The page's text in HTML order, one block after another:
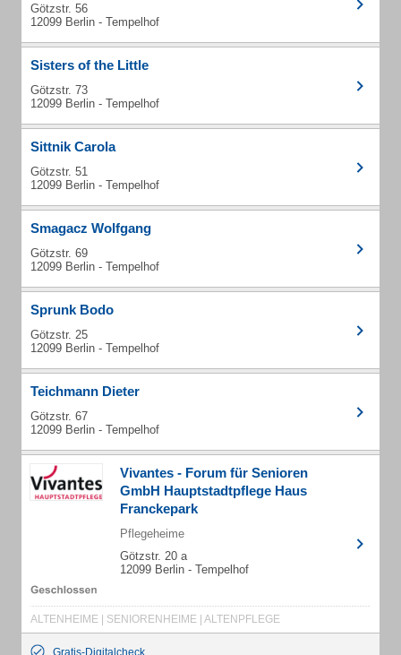
Götzstr. 56
12099 Berlin - Tempelhof
Sisters of the Little
Götzstr. 73
12099 Berlin - Tempelhof
Sittnik Carola
Götzstr. 51
12099 Berlin - Tempelhof
Smagacz Wolfgang
Götzstr. 69
12099 Berlin - Tempelhof
Sprunk Bodo
Götzstr. 25
12099 Berlin - Tempelhof
Teichmann Dieter
Götzstr. 67
12099 Berlin - Tempelhof
Vivantes - Forum für Senioren
GmbH Hauptstadtpflege Haus
Franckepark
Pflegeheime
Götzstr. 20 a
12099 Berlin - Tempelhof
ALTENHEIME | SENIORENHEIME | ALTENPFLEGE
Gratis-Digitalcheck